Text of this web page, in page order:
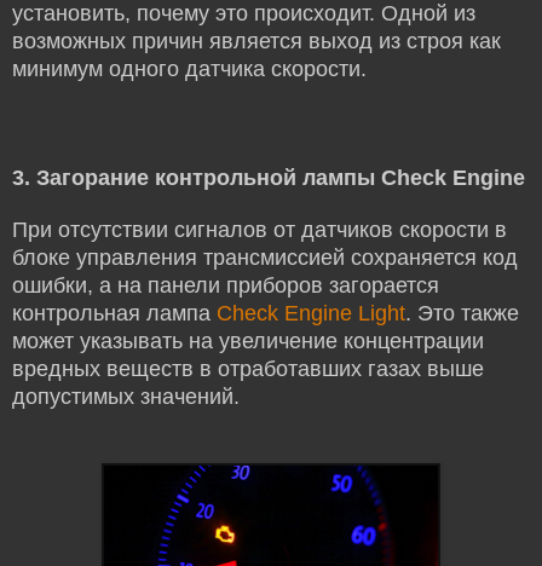
установить, почему это происходит. Одной из
возможных причин является выход из строя как
минимум одного датчика скорости.
3. Загорание контрольной лампы Check Engine
При отсутствии сигналов от датчиков скорости в
блоке управления трансмиссией сохраняется код
ошибки, а на панели приборов загорается
контрольная лампа Check Engine Light. Это также
может указывать на увеличение концентрации
вредных веществ в отработавших газах выше
допустимых значений.